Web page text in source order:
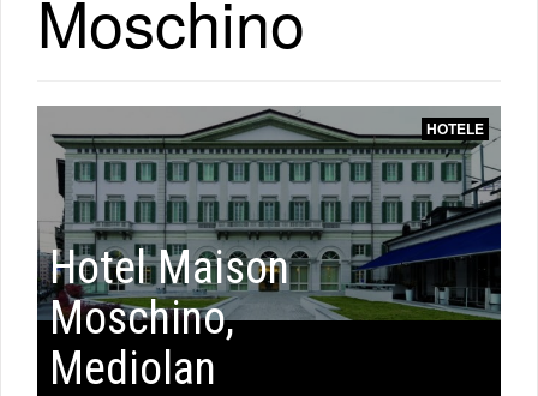
Moschino
HOTELE
Hotel Maison
Moschino,
Mediolan